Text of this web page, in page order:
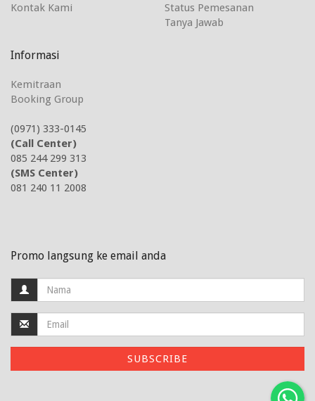
Kontak Kami
Status Pemesanan
Tanya Jawab
Informasi
Kemitraan
Booking Group
(0971) 333-0145
(Call Center)
085 244 299 313
(SMS Center)
081 240 11 2008
Promo langsung ke email anda